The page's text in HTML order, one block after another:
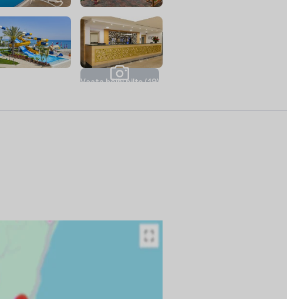
Vaata kõiki pilte (19)